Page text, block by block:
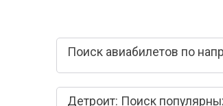
Поиск авиабилетов по
Детроит: Поиск